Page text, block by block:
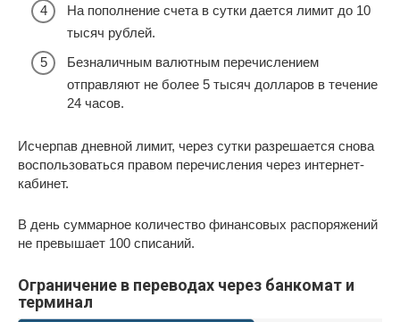
На пополнение счета в сутки дается лимит до 10
тысяч рублей.
Безналичным валютным перечислением
отправляют не более 5 тысяч долларов в течение
24 часов.
Исчерпав дневной лимит, через сутки разрешается снова
воспользоваться правом перечисления через интернет-
кабинет.
В день суммарное количество финансовых распоряжений
не превышает 100 списаний.
Ограничение в переводах через банкомат и
терминал